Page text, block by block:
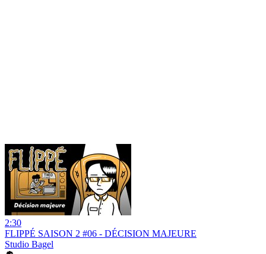
2:30
FLIPPÉ SAISON 2 #06 - DÉCISION MAJEURE
Studio Bagel